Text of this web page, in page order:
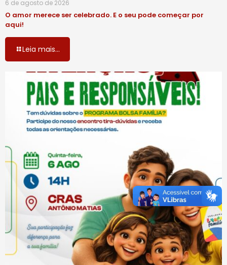
6 de agosto de 2026
O amor merece ser celebrado. E o seu pode começar por
aqui!
Leia mais...